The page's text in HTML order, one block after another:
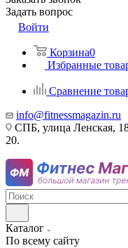
Задать вопрос
Войти
Корзина0
Избранные
Сравнение
info@fitnessmagazin.ru
СПБ, улица Ленская,
20.
Каталог
По всему сайту